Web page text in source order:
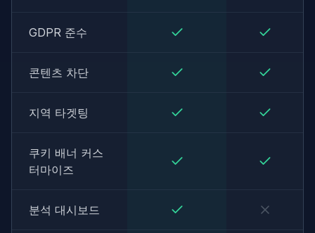
GDPR 준수
콘텐츠 차단
지역 타겟팅
쿠키 배너 커스
터마이즈
분석 대시보드